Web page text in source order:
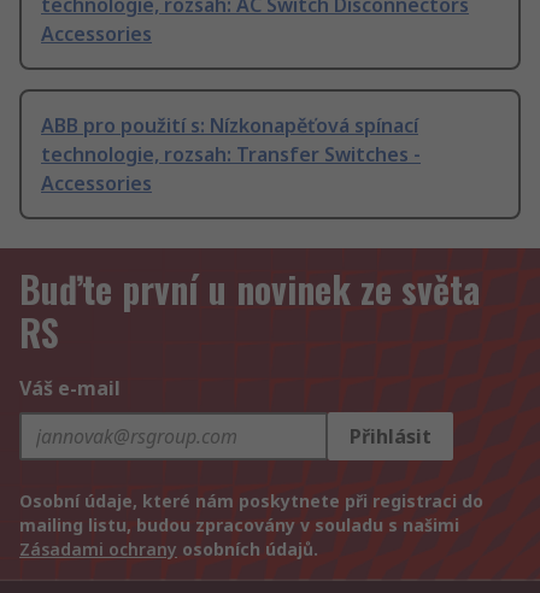
technologie, rozsah: AC Switch Disconnectors
Accessories
ABB pro použití s: Nízkonapěťová spínací
technologie, rozsah: Transfer Switches -
Accessories
Buďte první u novinek ze světa
RS
Váš e-mail
Přihlásit
Osobní údaje, které nám poskytnete při registraci do
mailing listu, budou zpracovány v souladu s našimi
Zásadami ochrany osobních údajů.